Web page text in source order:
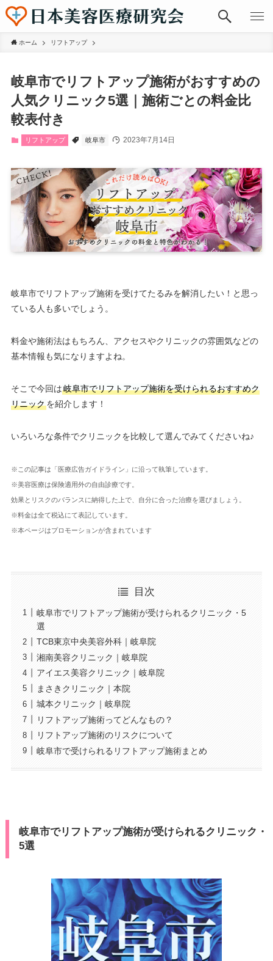
ホーム リフトアップ
岐阜市でリフトアップ施術がおすすめの
人気クリニック5選｜施術ごとの料金比
較表付き
リフトアップ 岐阜市 2023年7月14日
岐阜市でリフトアップ施術を受けてたるみを解消したい！と思っ
ている人も多いでしょう。
料金や施術法はもちろん、アクセスやクリニックの雰囲気などの
基本情報も気になりますよね。
そこで今回は岐阜市でリフトアップ施術を受けられるおすすめク
リニックを紹介します！
いろいろな条件でクリニックを比較して選んでみてくださいね♪
※この記事は「医療広告ガイドライン」に沿って執筆しています。
※美容医療は保険適用外の自由診療です。
効果とリスクのバランスに納得した上で、自分に合った治療を選びましょう。
※料金は全て税込にて表記しています。
※本ページはプロモーションが含まれています
目次
岐阜市でリフトアップ施術が受けられるクリニック・5
選
TCB東京中央美容外科｜岐阜院
湘南美容クリニック｜岐阜院
アイエス美容クリニック｜岐阜院
まさきクリニック｜本院
城本クリニック｜岐阜院
リフトアップ施術ってどんなもの？
リフトアップ施術のリスクについて
岐阜市で受けられるリフトアップ施術まとめ
岐阜市でリフトアップ施術が受けられるクリニック・
5選